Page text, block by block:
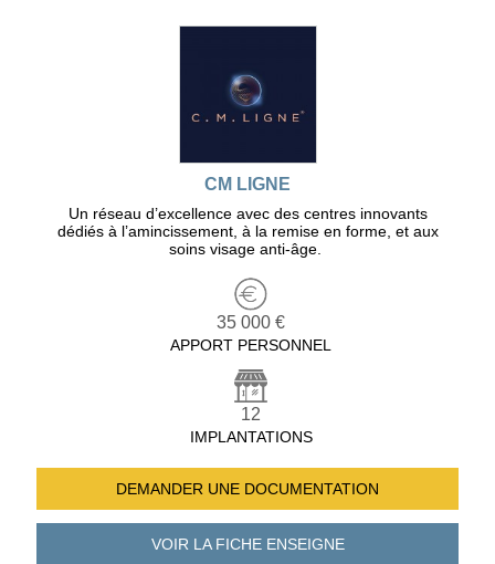
CM LIGNE
Un réseau d’excellence avec des centres innovants
dédiés à l’amincissement, à la remise en forme, et aux
soins visage anti-âge.
35 000 €
APPORT PERSONNEL
12
IMPLANTATIONS
DEMANDER UNE DOCUMENTATION
VOIR LA FICHEENSEIGNE